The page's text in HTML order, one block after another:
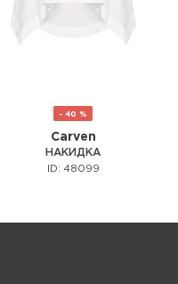
- 40 %
Carven
НАКИДКА
ID: 48099